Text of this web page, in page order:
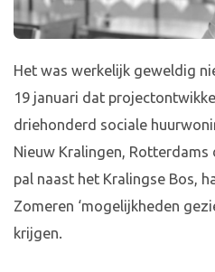
Het was werkelijk geweldig
19 januari dat
driehonderd sociale
Nieuw Kralingen,
pal naast het Kralingse Bos,
Zomeren ‘mogelijkheden
krijgen.